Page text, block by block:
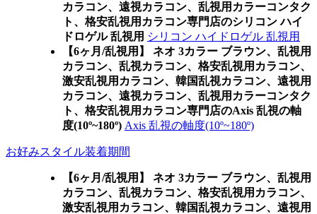
カラコン、遠視カラコン、乱視用カラーコンタク
ト、格安乱視用カラコン専門店のシリコン ハイ
ドロゲル 乱視用 シリコン ハイドロゲル 乱視用
【6ヶ月/乱視用】 ネオ 3カラー ブラウン、乱視用
カラコン、乱視カラコン、格安乱視用カラコン、
激安乱視用カラコン、韓国乱視カラコン、遠視用
カラコン、遠視カラコン、乱視用カラーコンタク
ト、格安乱視用カラコン専門店のAxis 乱視の軸
度(10º~180º) Axis 乱視の軸度(10º~180º)
お好みスタイル装着期間
【6ヶ月/乱視用】 ネオ 3カラー ブラウン、乱視用
カラコン、乱視カラコン、格安乱視用カラコン、
激安乱視用カラコン、韓国乱視カラコン、遠視用